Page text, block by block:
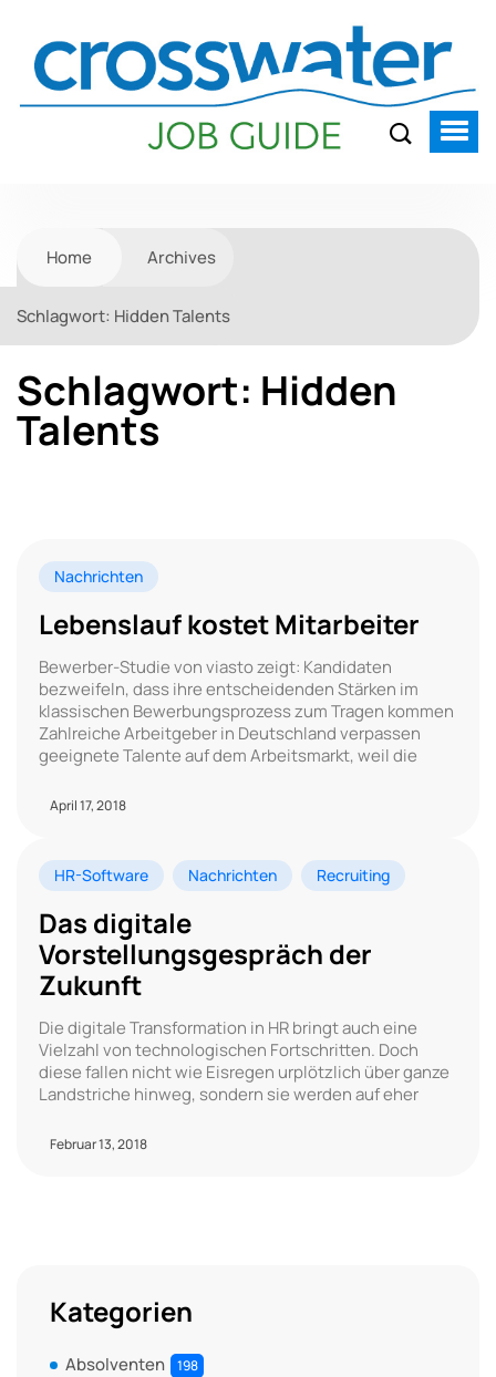
Home Archives
Schlagwort: Hidden Talents
Schlagwort: Hidden
Talents
Nachrichten
Lebenslauf kostet Mitarbeiter
Bewerber-Studie von viasto zeigt: Kandidaten
bezweifeln, dass ihre entscheidenden Stärken im
klassischen Bewerbungsprozess zum Tragen kommen
Zahlreiche Arbeitgeber in Deutschland verpassen
geeignete Talente auf dem Arbeitsmarkt, weil die
April 17, 2018
HR-Software Nachrichten Recruiting
Das digitale
Vorstellungsgespräch der
Zukunft
Die digitale Transformation in HR bringt auch eine
Vielzahl von technologischen Fortschritten. Doch
diese fallen nicht wie Eisregen urplötzlich über ganze
Landstriche hinweg, sondern sie werden auf eher
Februar 13, 2018
Kategorien
Absolventen 198